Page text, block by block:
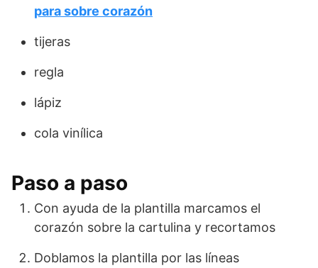
para sobre corazón
tijeras
regla
lápiz
cola vinílica
Paso a paso
Con ayuda de la plantilla marcamos el
corazón sobre la cartulina y recortamos
Doblamos la plantilla por las líneas